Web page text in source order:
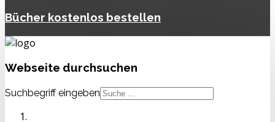
Bücher kostenlos bestellen
Webseite durchsuchen
Suchbegriff eingeben